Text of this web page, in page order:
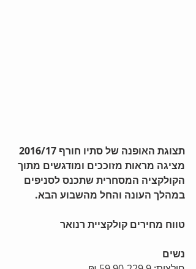
מציגה מראות מזוככים ומודגשים מתוך
הקולקציה המסחרית שתכנס לסניפים
במהלך העונה והחל מהשבוע הבא.
טווח מחירים קולקציית רנואר
נשים